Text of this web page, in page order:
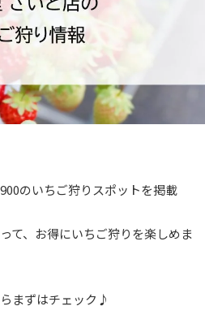
のいちご狩りスポットを掲載
て、お得にいちご狩りを楽しめま
まずはチェック♪